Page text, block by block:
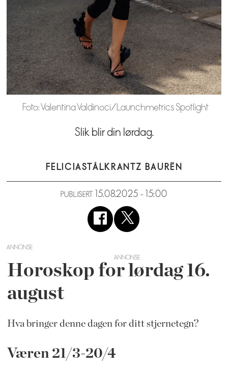
Foto: Valentina Valdinoci/Launchmetrics Spotlight
Slik blir din lørdag.
FELICIASTÅLKRANTZ BAURÉN
PUBLISERT 15.08.2025 - 15:00
ANNONSE
Horoskop for lørdag 16.
august
Hva bringer denne dagen for ditt stjernetegn?
Væren 21/3-20/4